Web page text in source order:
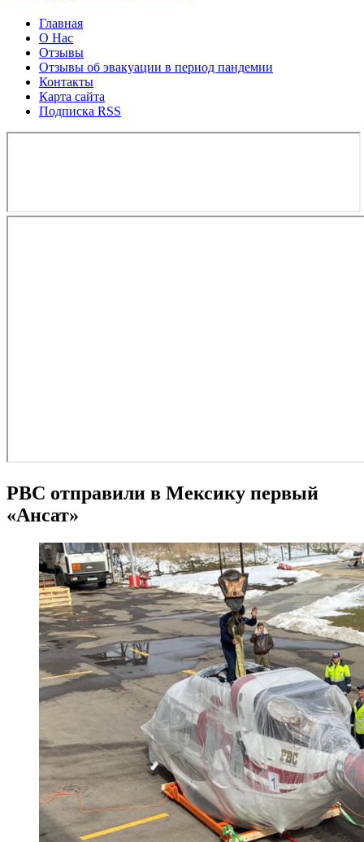
Главная
О Нас
Отзывы
Отзывы об эвакуации в период пандемии
Контакты
Карта сайта
Подписка RSS
РВС отправили в Мексику первый
«Ансат»